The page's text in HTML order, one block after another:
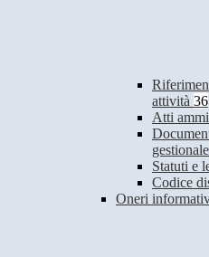
attività 36
Atti
gestionale
Statuti e
Codice
Oneri